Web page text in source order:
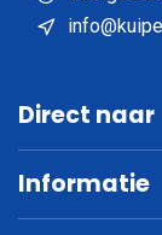
Direct naar
Informatie